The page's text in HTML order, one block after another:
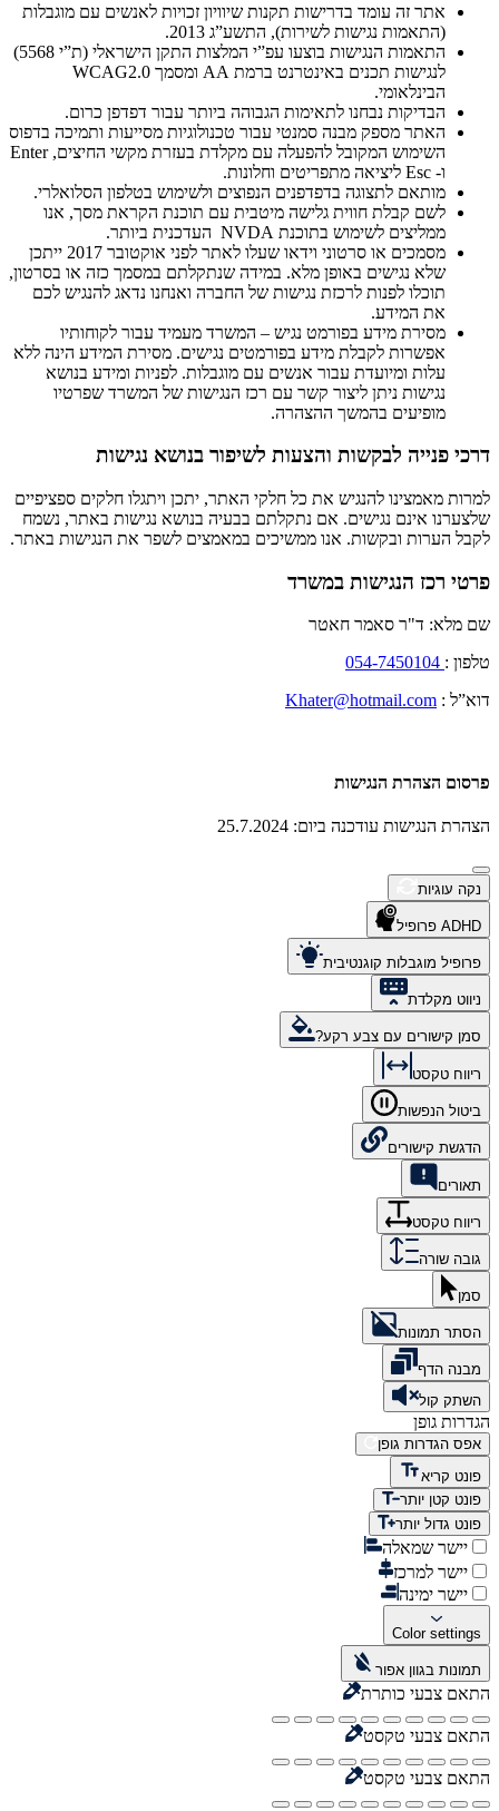
אתר זה עומד בדרישות תקנות שיוויון זכויות לאנשים עם מוגבלות
(התאמות נגישות לשירות), התשע”ג 2013.
התאמות הנגישות בוצעו עפ”י המלצות התקן הישראלי (ת”י 5568)
לנגישות תכנים באינטרנט ברמת AA ומסמך WCAG2.0
הבינלאומי.
הבדיקות נבחנו לתאימות הגבוהה ביותר עבור דפדפן כרום.
האתר מספק מבנה סמנטי עבור טכנולוגיות מסייעות ותמיכה בדפוס
השימוש המקובל להפעלה עם מקלדת בעזרת מקשי החיצים, Enter
ו- Esc ליציאה מתפריטים וחלונות.
מותאם לתצוגה בדפדפנים הנפוצים ולשימוש בטלפון הסלואלרי.
לשם קבלת חווית גלישה מיטבית עם תוכנת הקראת מסך, אנו
ממליצים לשימוש בתוכנת NVDA העדכנית ביותר.
מסמכים או סרטוני וידאו שעלו לאתר לפני אוקטובר 2017 ייתכן
שלא נגישים באופן מלא. במידה שנתקלתם במסמך כזה או בסרטון,
תוכלו לפנות לרכזת נגישות של החברה ואנחנו נדאג להנגיש לכם
את המידע.
מסירת מידע בפורמט נגיש – המשרד מעמיד עבור לקוחותיו
אפשרות לקבלת מידע בפורמטים נגישים. מסירת המידע הינה ללא
עלות ומיועדת עבור אנשים עם מוגבלות. לפניות ומידע בנושא
נגישות ניתן ליצור קשר עם רכז הנגישות של המשרד שפרטיו
מופיעים בהמשך ההצהרה.
דרכי פנייה לבקשות והצעות לשיפור בנושא נגישות
למרות מאמצינו להנגיש את כל חלקי האתר, יתכן ויתגלו חלקים ספציפיים
שלצערנו אינם נגישים. אם נתקלתם בבעיה בנושא נגישות באתר, נשמח
לקבל הערות ובקשות. אנו ממשיכים במאמצים לשפר את הנגישות באתר.
פרטי רכז הנגישות במשרד
שם מלא: ד"ר סאמר חאטר
טלפון :
דוא”ל : Khater@hotmail.com
פרסום הצהרת הנגישות
הצהרת הנגישות עודכנה ביום: 25.7.2024
נקה עוגיות
ADHD פרופיל
פרופיל מוגבלות קוגנטיבית
ניווט מקלדת
סמן קישורים עם צבע רקע?
ריווח טקסט
ביטול הנפשות
הדגשת קישורים
תאורים
ריווח טקסט
גובה שורה
סמן
הסתר תמונות
מבנה הדף
השתק קול
הגדרות גופן
אפס הגדרות גופן
פונט קריא
פונט קטן יותר
פונט גדול יותר
יישר שמאלה
יישר למרכז
יישר ימינה
Color settings
תמונות בגוון אפור
התאם צבעי כותרת
התאם צבעי טקסט
התאם צבעי טקסט